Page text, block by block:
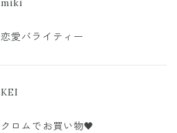
miki
恋愛バライティー
KEI
クロムでお買い物🖤